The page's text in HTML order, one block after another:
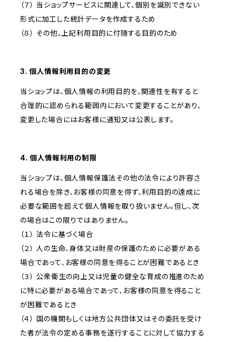
（７） 当ショップサービスに関連して、個別を識別できない
形式に加工した統計データを作成するため
（８） その他、上記利用目的に付随する目的のため
3. 個人情報利用目的の変更
当ショップは、個人情報の利用目的を、関連性を有すると
合理的に認められる範囲内において変更することがあり、
変更した場合にはお客様に通知又は公表します。
4. 個人情報利用の制限
当ショップは、個人情報保護法その他の法令により許容さ
れる場合を除き、お客様の同意を得ず、利用目的の達成に
必要な範囲を超えて個人情報を取り扱いません。但し、次
の場合はこの限りではありません。
（１） 法令に基づく場合
（２） 人の生命、身体又は財産の保護のために必要がある
場合であって、お客様の同意を得ることが困難であるとき
（３） 公衆衛生の向上又は児童の健全な育成の推進のため
に特に必要がある場合であって、お客様の同意を得ること
が困難であるとき
（４） 国の機関もしくは地方公共団体又はその委託を受け
た者が法令の定める事務を遂行することに対して協力する